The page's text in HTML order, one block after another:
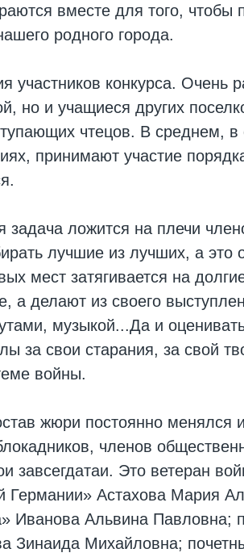
вместе для того,
родного города.
участников конкурса. Очень
но и учащиеся других
чтецов. В среднем,
принимают участие
задача ложится на плечи
лучшие из лучших, а это
мест затягивается на
а делают из своего
музыкой...Да и
за свои старания, за свой
войны.
жюри постоянно
членов
завсегдатаи. Это ветеран
Германии» Астахова Мария
Иванова Альвина Павловна;
Зинаида Михайловна;